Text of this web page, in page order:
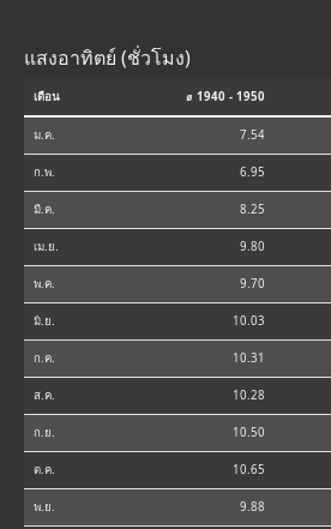
แสงอาทิตย์ (ชั่วโมง)
เดือน ⌀ 1940 - 1950
ม.ค. 7.54
ก.พ. 6.95
มี.ค. 8.25
เม.ย. 9.80
พ.ค. 9.70
มิ.ย. 10.03
ก.ค. 10.31
ส.ค. 10.28
ก.ย. 10.50
ต.ค. 10.65
พ.ย. 9.88